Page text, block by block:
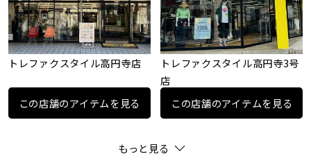
トレファクスタイル高円寺店
この店舗のアイテムを見る
トレファクスタイル高円寺3号
店
この店舗のアイテムを見る
もっと見る